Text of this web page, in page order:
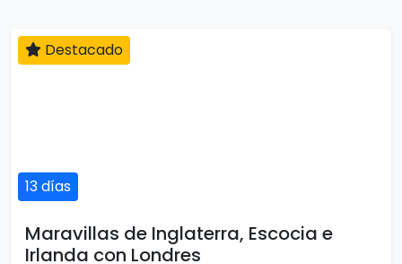
13 días
Destacado
Maravillas de Inglaterra, Escocia e
Irlanda con Londres